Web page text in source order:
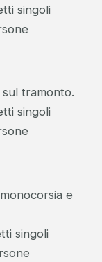
singoli
tramonto.
singoli
e
singoli